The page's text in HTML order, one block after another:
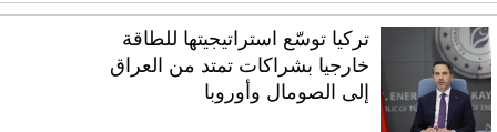
تركيا توسّع استراتيجيتها للطاقة
خارجيا بشراكات تمتد من العراق
إلى الصومال وأوروبا